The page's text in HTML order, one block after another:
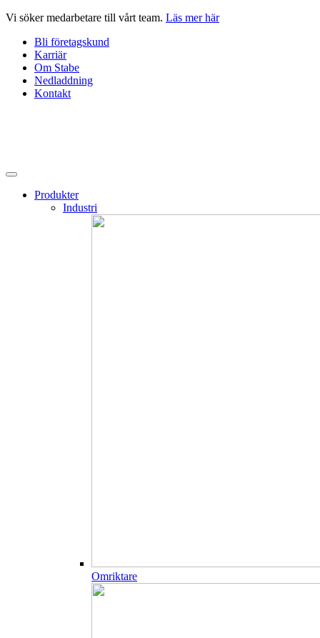
Hoppa
innehåll
Vi söker medarbetare till vårt team. Läs mer här
Bli företagskund
Karriär
Om Stabe
Nedladdning
Kontakt
Produkter
Industri
Omriktare